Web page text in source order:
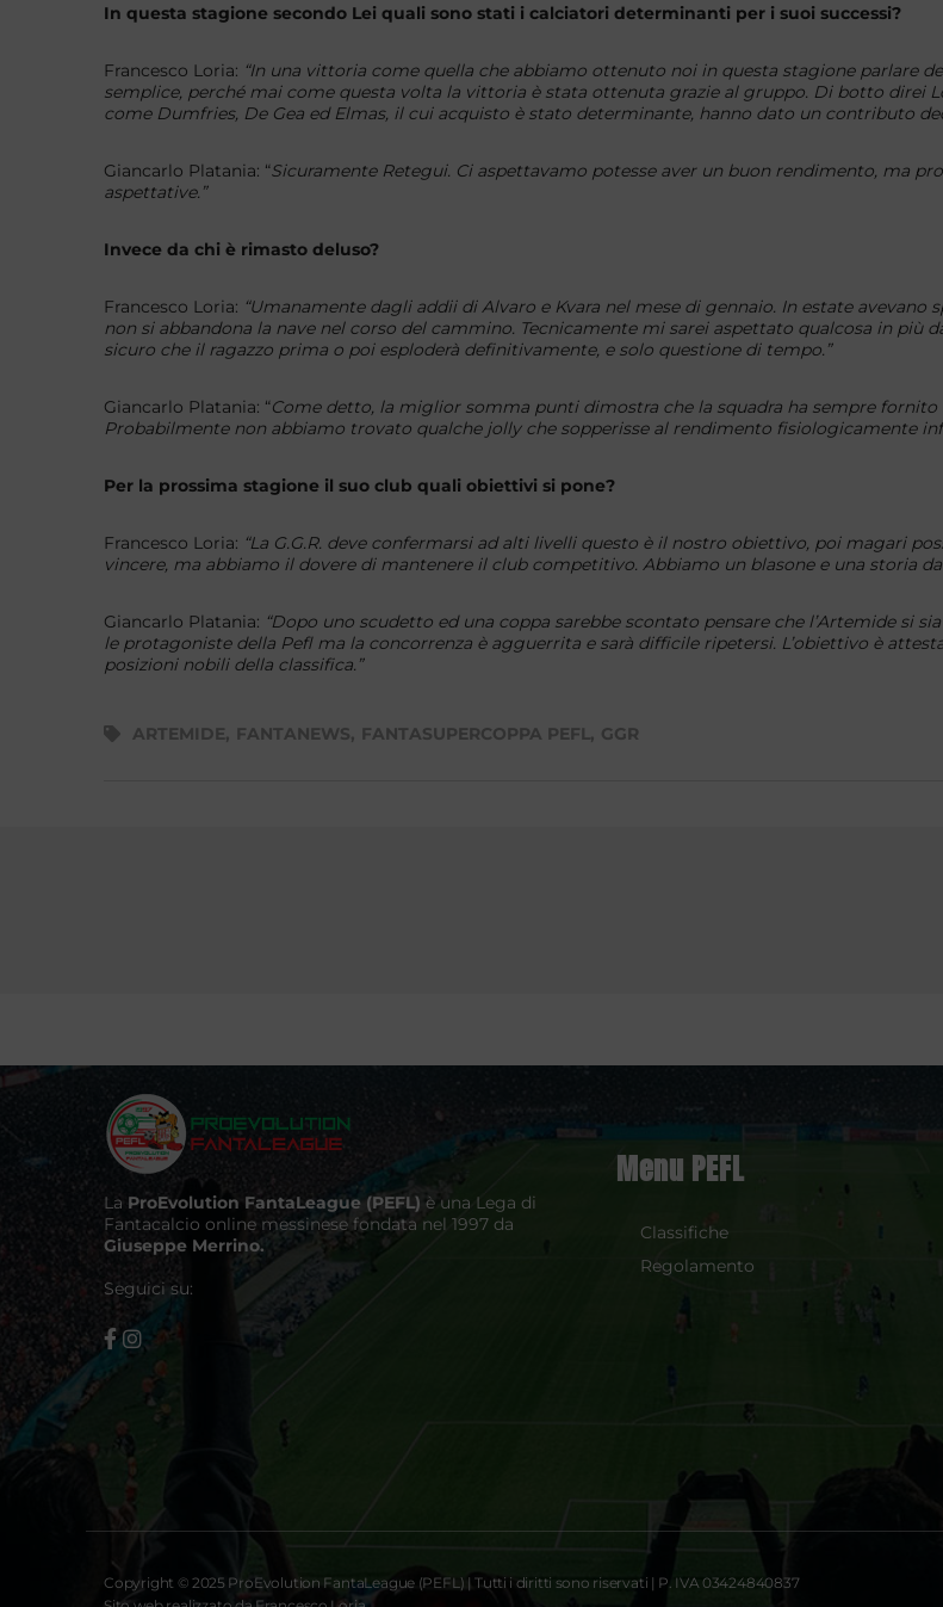
In questa stagione secondo Lei quali sono stati i calciatori determinanti per i suoi successi?
Francesco Loria: “In una vittoria come quella che abbiamo ottenuto noi in questa stagione parlare
semplice, perché mai come questa volta la vittoria è stata ottenuta grazie al gruppo. Di botto direi
come Dumfries, De Gea ed Elmas, il cui acquisto è stato determinante, hanno dato un contributo
Giancarlo Platania: “Sicuramente Retegui. Ci aspettavamo potesse aver un buon rendimento, ma
aspettative.”
Invece da chi è rimasto deluso?
Francesco Loria: “Umanamente dagli addii di Alvaro e Kvara nel mese di gennaio. In estate avevano
non si abbandona la nave nel corso del cammino. Tecnicamente mi sarei aspettato qualcosa in più
sicuro che il ragazzo prima o poi esploderà definitivamente, e solo questione di tempo.”
Giancarlo Platania: “Come detto, la miglior somma punti dimostra che la squadra ha sempre fornito
Probabilmente non abbiamo trovato qualche jolly che sopperisse al rendimento fisiologicamente
Per la prossima stagione il suo club quali obiettivi si pone?
Francesco Loria: “La G.G.R. deve confermarsi ad alti livelli questo è il nostro obiettivo, poi magari
vincere, ma abbiamo il dovere di mantenere il club competitivo. Abbiamo un blasone e una storia
Giancarlo Platania: “Dopo uno scudetto ed una coppa sarebbe scontato pensare che l’Artemide si
le protagoniste della Pefl ma la concorrenza è agguerrita e sarà difficile ripetersi. L’obiettivo è
posizioni nobili della classifica.”
ARTEMIDE, FANTANEWS, FANTASUPERCOPPA PEFL, GGR
La ProEvolution FantaLeague (PEFL) è una Lega di
Fantacalcio online messinese fondata nel 1997 da
Giuseppe Merrino.
Seguici su:
Menu PEFL
Classifiche
Regolamento
Copyright © 2025 ProEvolution FantaLeague (PEFL) | Tutti i diritti sono riservati | P. IVA 03424840837